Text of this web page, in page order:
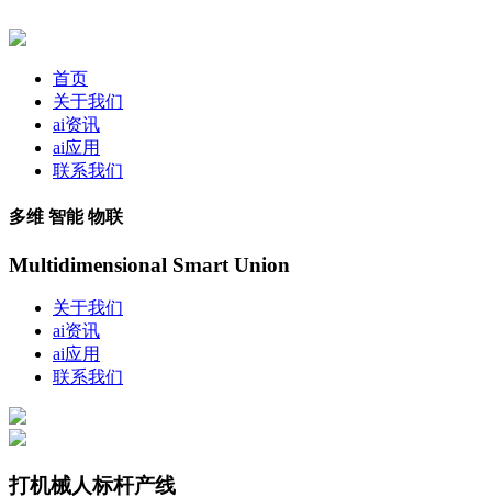
首页
关于我们
ai资讯
ai应用
联系我们
多维 智能 物联
Multidimensional Smart Union
关于我们
ai资讯
ai应用
联系我们
打机械人标杆产线